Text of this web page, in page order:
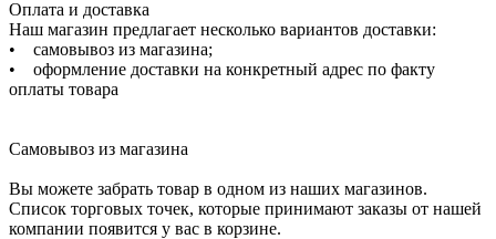
Оплата и доставка
Наш магазин предлагает несколько вариантов доставки:
• самовывоз из магазина;
• оформление доставки на конкретный адрес по факту
оплаты товара
Самовывоз из магазина
Вы можете забрать товар в одном из наших магазинов.
Список торговых точек, которые принимают заказы от нашей
компании появится у вас в корзине.